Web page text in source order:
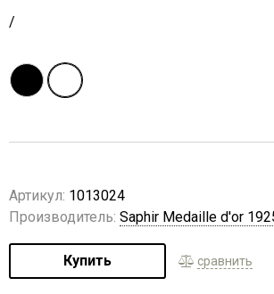
/
Артикул: 1013024
Производитель: Saphir Medaille d'or
Купить сравнить